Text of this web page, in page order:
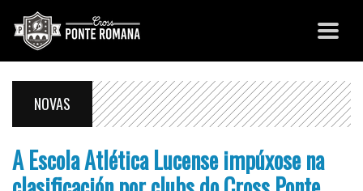
NOVAS
A Escola Atlética Lucense impúxose na